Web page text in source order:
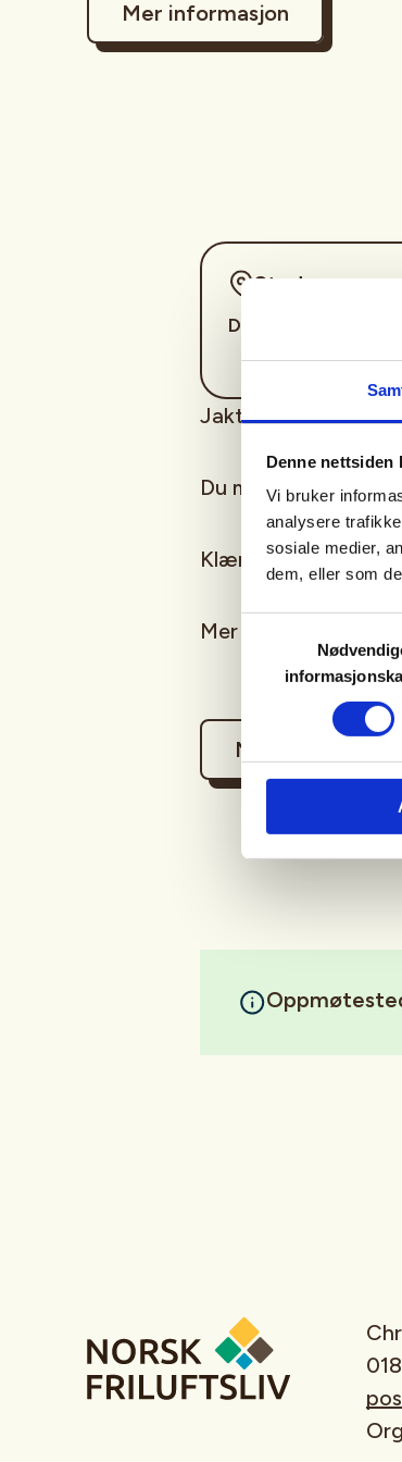
Denne
Vi bruker
analysere
sosiale medier,
dem, eller som
Mer informasjon
Sted
Drangedal
Jakten foregår med
Du må ha betalt
Klær etter forhold,
Mer info vil komme
Mer informasjon